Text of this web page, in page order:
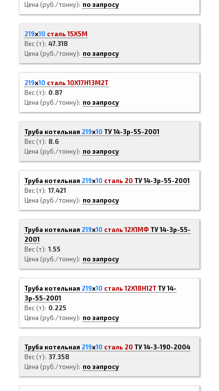
Цена (руб./тонну)
по запросу
219х10 сталь 15Х5М
Вес (т) 47.318
Цена (руб./тонну)
по запросу
219х10 сталь 10Х17Н13М2Т
Вес (т)
0.87
Цена (руб./тонну)
по запросу
Труба котельная 219х10 ТУ 14-3р-55-2001
Вес (т)
8.6
Цена (руб./тонну)
по запросу
Труба котельная 219х10 сталь 20 ТУ 14-3р-55-2001
Вес (т) 17.421
Цена (руб./тонну)
по запросу
Труба котельная 219х10 сталь 12Х1МФ ТУ 14-3р-55-
2001
Вес (т) 1.55
Цена (руб./тонну)
по запросу
Труба котельная 219х10 сталь 12Х18Н12ТТУ 14-
3р-55-2001
Вес (т)
0.225
Цена (руб./тонну)
по запросу
Труба котельная 219х10 сталь 20 ТУ 14-3-190-2004
Вес (т)
37.358
Цена (руб./тонну)
по запросу